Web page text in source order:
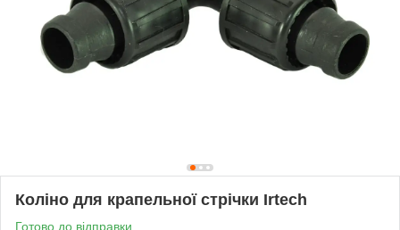
Коліно для крапельної стрічки Irtech
Готово до відправки